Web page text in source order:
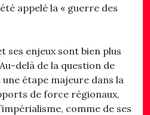
appelé la « guerre des
ses enjeux sont bien plus
delà de la question de
étape majeure dans la
de force régionaux,
comme de ses